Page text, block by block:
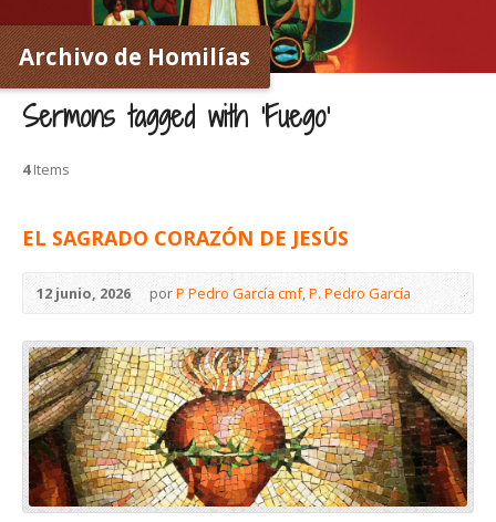
Archivo de Homilías
Sermons tagged with ‘Fuego’
4Items
EL SAGRADO CORAZÓN DE JESÚS
12 junio, 2026 porP Pedro García cmf,P. Pedro García